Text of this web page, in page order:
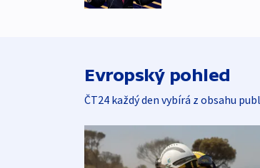
Evropský pohled
ČT24 každý den vybírá z obsahu